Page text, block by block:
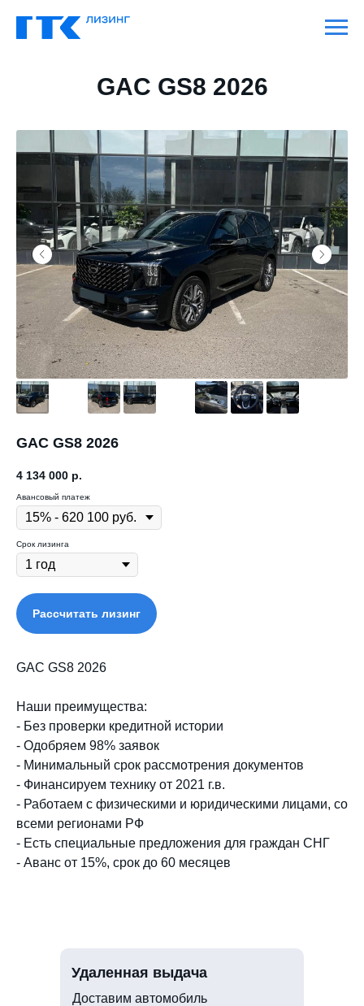
GAC GS8 2026
GAC GS8 2026
4 134 000 р.
Авансовый платеж
Срок лизинга
Рассчитать лизинг
GAC GS8 2026
Наши преимущества:
- Без проверки кредитной истории
- Одобряем 98% заявок
- Минимальный срок рассмотрения документов
- Финансируем технику от 2021 г.в.
- Работаем с физическими и юридическими лицами, со
всеми регионами РФ
- Есть специальные предложения для граждан СНГ
- Аванс от 15%, срок до 60 месяцев
Доставим автомобиль
Удаленная выдача